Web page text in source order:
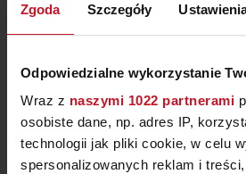
Zgoda Szczegóły
Odpowiedzialne wykorzystanie
Wraz z naszymi 1022 partnerami
osobiste dane, np. adres IP,
technologii jak pliki cookie, w celu
spersonalizowanych reklam i
LUSTRO
ZAPYTAJ O CENĘ W